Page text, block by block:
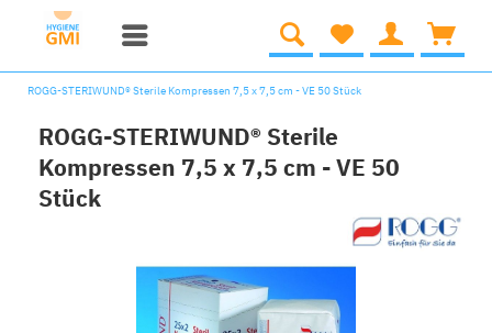
ROGG-STERIWUND® Sterile Kompressen 7,5 x 7,5 cm - VE 50 Stück
ROGG-STERIWUND® Sterile
Kompressen 7,5 x 7,5 cm - VE 50
Stück